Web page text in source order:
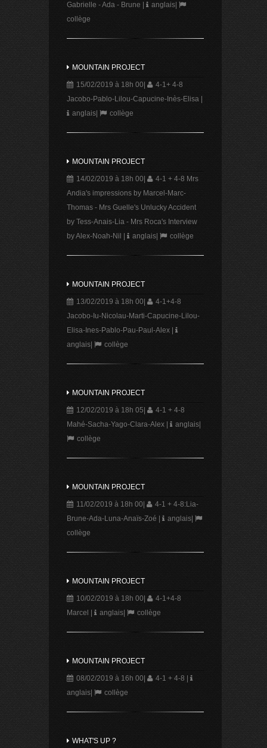
Gabrielle - Ada - Brune
anglais|
collège
MOUNTAIN PROJECT
15/02/2019 à 18h 00|
4-1+ 4-8
Jacobo-Pablo-Lilou-Capucine-Inès-Elisa|
anglais| collège
MOUNTAIN PROJECT
14/02/2019 à 18h 00|
4-1 + 4-8 Mrs
Andia's impressions by Marcel-Marc-
Thomas - Mrs Guelle's Unlucky Accident
by Tess-Anais-Lia - Mrs Roca's Interview
by Alex-Noah-Nil
anglais| collège
MOUNTAIN PROJECT
13/02/2019 à 18h 00|
4-1+4-8
Jacobo-Iu-Nicolau-Marti-Capucine-Lilou-
Elisa-Ines-Pablo-Pau-Paul-Alex|
anglais| collège
MOUNTAIN PROJECT
12/02/2019 à 18h 05
4-1 + 4-8
Mahé-Sacha-Yago-Clara-Alex| anglais|
collège
MOUNTAIN PROJECT
11/02/2019 à 18h 00
4-1 + 4-8:Lia-
Brune-Ada-Luna-Anaïs-Zoé
anglais|
collège
MOUNTAIN PROJECT
10/02/2019 à 18h 00|
4-1+4-8
Marcel
anglais| collège
MOUNTAIN PROJECT
08/02/2019 à 16h 00 4-1 + 4-8
anglais| collège
WHAT'S UP ?